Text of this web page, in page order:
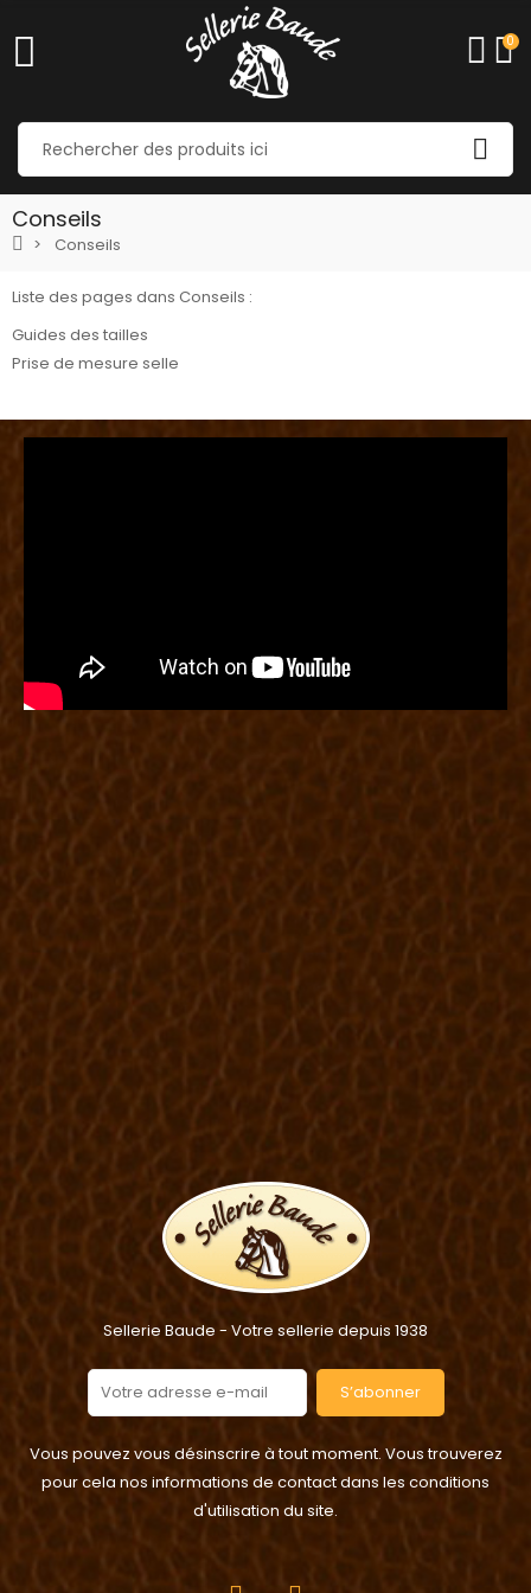
0
Conseils
Conseils
Liste des pages dans Conseils :
Guides des tailles
Prise de mesure selle
Sellerie Baude - Votre sellerie depuis 1938
S’abonner
Vous pouvez vous désinscrire à tout moment. Vous trouverez
pour cela nos informations de contact dans les conditions
d'utilisation du site.